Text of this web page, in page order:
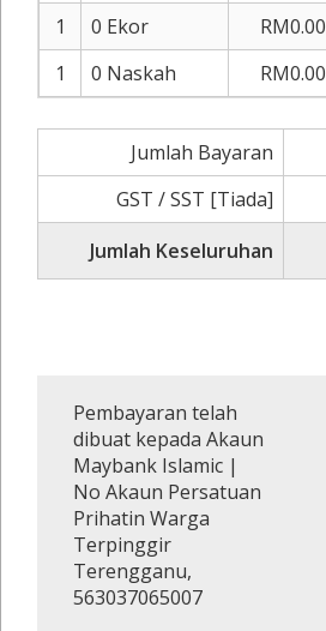
1
0 Ekor RM0.00
1
0 Naskah RM0.00
Jumlah Bayaran
GST / SST [Tiada]
Jumlah Keseluruhan
Pembayaran telah
dibuat kepada Akaun
Maybank Islamic |
No Akaun Persatuan
Prihatin Warga
Terpinggir
Terengganu,
563037065007